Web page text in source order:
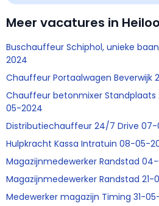
Meer vacatures in Heiloo
Buschauffeur Schiphol, unieke
2024
Chauffeur Portaalwagen Beverwijk
Chauffeur betonmixer
05-2024
Distributiechauffeur 24/7 Drive
Hulpkracht Kassa Intratuin 08-05-
Magazijnmedewerker Randstad
Magazijnmedewerker Randstad 21-
Medewerker magazijn Timing 31-